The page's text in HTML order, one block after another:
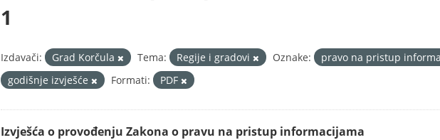
1
Izdavači: Grad Korčula Tema: Regije i gradovi Oznake:
pravo na pristup
godišnje izvješće
Formati: PDF
Izvješća o provođenju Zakona o pravu na pristup informacijama